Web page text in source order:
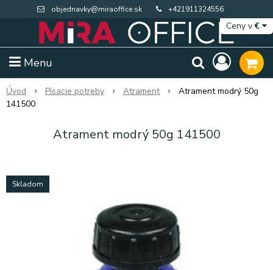
objednavky@miraoffice.sk +421911324556
Menu
Ceny v€
Výpredaj BTS
Úvod Písacie potreby Atrament
Atrament modrý 50g
141500
Atrament modrý 50g 141500
Skladom